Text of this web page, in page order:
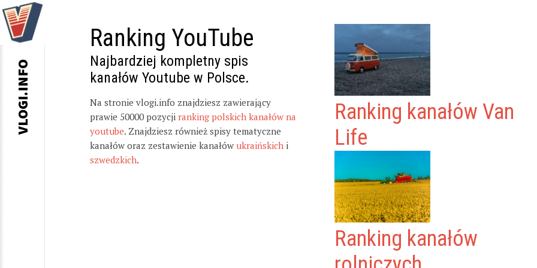
Ranking YouTube
Najbardziej kompletny spis
kanałów Youtube w Polsce.
Na stronie vlogi.info znajdziesz zawierający
prawie 50000 pozycji ranking polskich kanałów na
youtube. Znajdziesz również spisy tematyczne
kanałów oraz zestawienie kanałów ukraińskich i
szwedzkich.
Ranking kanałów Van
Life
Ranking kanałów
VLOGI.INFO